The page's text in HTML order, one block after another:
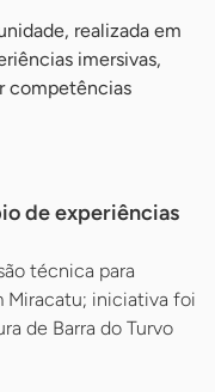
realizada em
imersivas,
competências
de experiências
técnica para
Miracatu; iniciativa foi
de Barra do Turvo